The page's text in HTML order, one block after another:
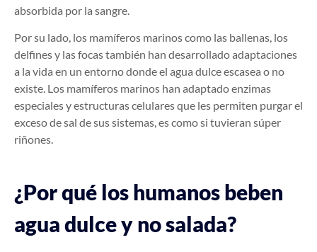
absorbida por la sangre.
Por su lado, los mamíferos marinos como las ballenas, los
delfines y las focas también han desarrollado adaptaciones
a la vida en un entorno donde el agua dulce escasea o no
existe. Los mamíferos marinos han adaptado enzimas
especiales y estructuras celulares que les permiten purgar el
exceso de sal de sus sistemas, es como si tuvieran súper
riñones.
¿Por qué los humanos beben
agua dulce y no salada?